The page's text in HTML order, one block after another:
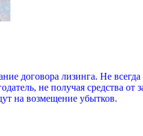
договора лизинга. Не
не получая средства от
на возмещение убытков.